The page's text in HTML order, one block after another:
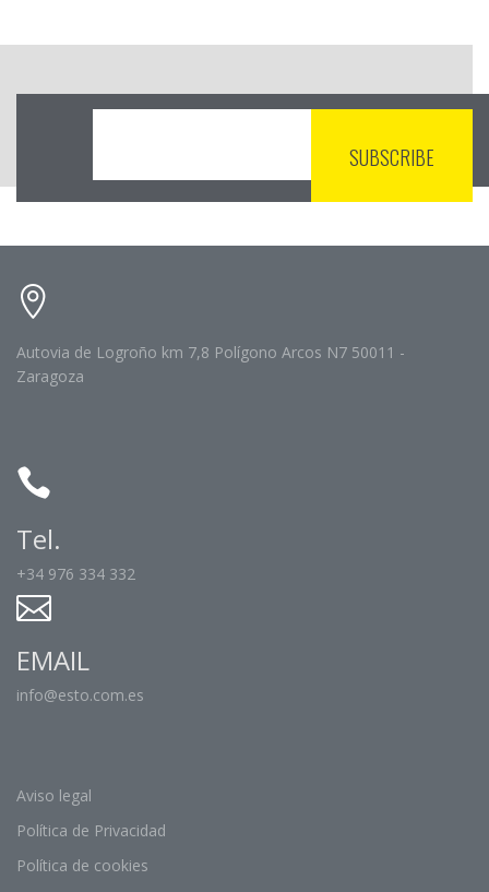
Autovia de Logroño km 7,8 Polígono Arcos N7 50011 -
Zaragoza
Tel.
+34 976 334 332
EMAIL
info@esto.com.es
Aviso legal
Política de Privacidad
Política de cookies